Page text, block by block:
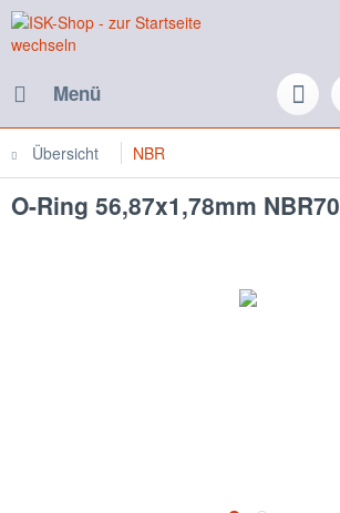
Menü
Übersicht NBR
O-Ring 56,87x1,78mm NBR70